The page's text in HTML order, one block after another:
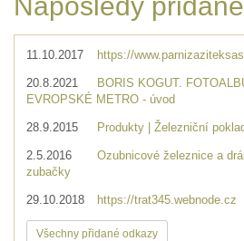
11.10.2017 https://
20.8.2021
BORIS KOGUT.
EVROPSKÉ METRO - úvod
28.9.2015 Produkty | Železniční
2.5.2016
Ozubnicové železnice a
zubačky
29.10.2018 https://trat345.webnode.cz
Všechny přidané odkazy